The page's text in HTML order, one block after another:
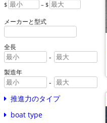
$ – $
メーカーと型式
全長
-
製造年
-
推進力のタイプ
boat type